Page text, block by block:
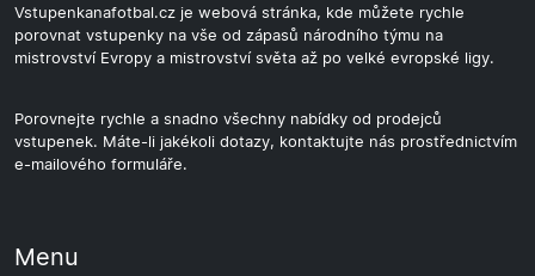
Vstupenkanafotbal.cz je webová stránka, kde můžete rychle
porovnat vstupenky na vše od zápasů národního týmu na
mistrovství Evropy a mistrovství světa až po velké evropské ligy.
Porovnejte rychle a snadno všechny nabídky od prodejců
vstupenek. Máte-li jakékoli dotazy, kontaktujte nás prostřednictvím
e-mailového formuláře.
Menu